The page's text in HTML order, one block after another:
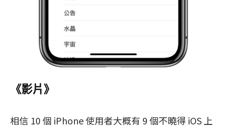
《影片》
相信 10 個 iPhone 使用者大概有 9 個不曉得 iOS 上